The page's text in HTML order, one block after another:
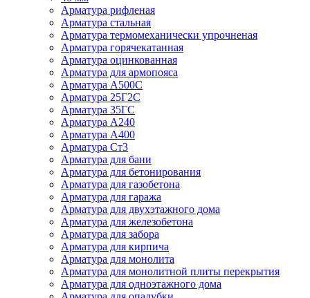
Арматура рифленая
Арматура стальная
Арматура термомеханически упрочненая
Арматура горячекатанная
Арматура оцинкованная
Арматура для армопояса
Арматура A500С
Арматура 25Г2С
Арматура 35ГС
Арматура А240
Арматура А400
Арматура Ст3
Арматура для бани
Арматура для бетонирования
Арматура для газобетона
Арматура для гаража
Арматура для двухэтажного дома
Арматура для железобетона
Арматура для забора
Арматура для кирпича
Арматура для монолита
Арматура для монолитной плиты перекрытия
Арматура для одноэтажного дома